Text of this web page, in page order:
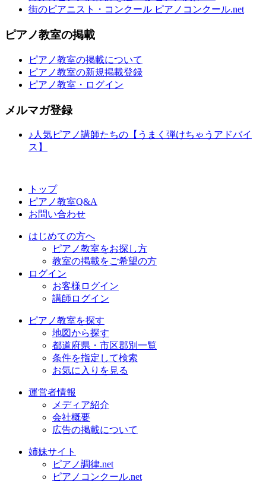
街のピアニスト・コンクール ピアノコンクール.net
ピアノ教室の掲載
ピアノ教室の掲載について
ピアノ教室の新規掲載登録
ピアノ教室・ログイン
メルマガ登録
♪人気ピアノ講師たちの【うまく弾けちゃうアドバイ
ス】
トップ
ピアノ教室Q&A
お問い合わせ
はじめての方へ
ピアノ教室をお探し方
教室の掲載をご希望の方
ログイン
お客様ログイン
講師ログイン
ピアノ教室を探す
地図から探す
都道府県・市区郡別一覧
条件を指定して検索
お気に入りを見る
運営者情報
メディア紹介
会社概要
広告の掲載について
姉妹サイト
ピアノ調律.net
ピアノコンクール.net